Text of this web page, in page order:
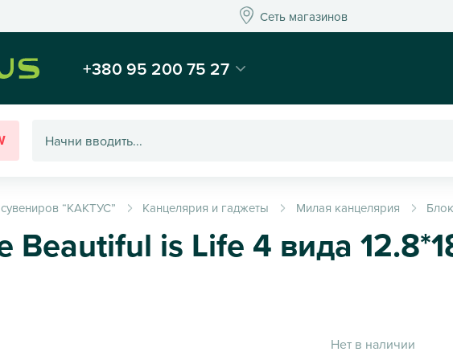
город Сеть магазиновСеть магазинов
Интернет-магазин подарков и декора - Kaktus
+380 95 200 75 27
“КАКТУС” Канцелярия и гаджеты Милая канцелярия
Beautiful is Life 4 вида
Нет в наличии